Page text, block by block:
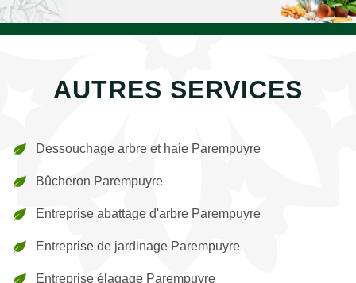
AUTRES SERVICES
Dessouchage arbre et haie Parempuyre
Bûcheron Parempuyre
Entreprise abattage d'arbre Parempuyre
Entreprise de jardinage Parempuyre
Entreprise élagage Parempuyre